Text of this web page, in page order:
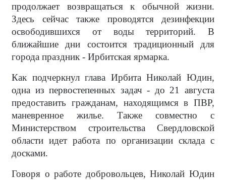
продолжает возвращаться к обычной жизни.
Здесь сейчас также проводятся дезинфекции
освободившихся от воды территорий. В
ближайшие дни состоится традиционный для
города праздник - Ирбитская ярмарка.
Как подчеркнул глава Ирбита Николай Юдин,
одна из первостепенных задач - до 21 августа
предоставить гражданам, находящимся в ПВР,
маневренное жилье. Также совместно с
Министерством строительства Свердловской
области идет работа по организации склада с
досками.
Говоря о работе добровольцев, Николай Юдин